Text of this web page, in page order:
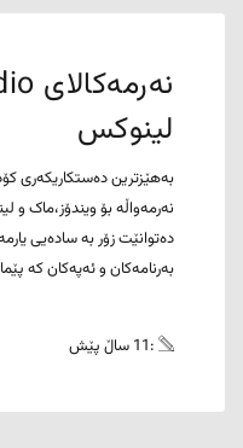
لینوکس
نەرمەواڵە بۆ ویندۆز،ماک و
دەتوانێت زۆر بە سادەیی
بەرنامەکان و ئەپەکان کە
:11 ساڵ پێش